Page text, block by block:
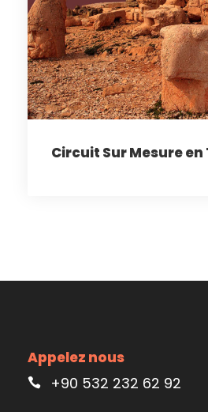
Circuit Sur Mesure en
Appelez nous
+90 532 232 62 92